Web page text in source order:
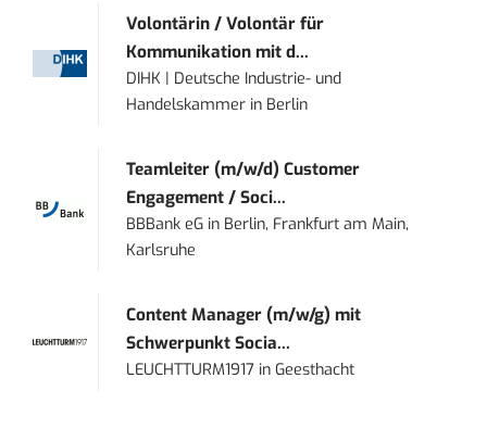
Volontärin / Volontär für
Kommunikation mit d...
DIHK | Deutsche Industrie- und
Handelskammer in Berlin
Teamleiter (m/w/d) Customer
Engagement / Soci...
BBBank eG in Berlin, Frankfurt am Main,
Karlsruhe
Content Manager (m/w/g) mit
Schwerpunkt Socia...
LEUCHTTURM1917 inGeesthacht